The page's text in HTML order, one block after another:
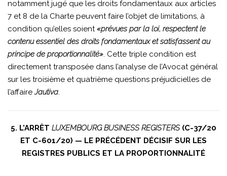
notamment jugé que les droits fondamentaux aux articles
7 et 8 de la Charte peuvent faire l’objet de limitations, à
condition qu’elles soient«prévues par la loi, respectent le
contenu essentiel des droits fondamentaux et satisfassent au
principe de proportionnalité». Cette triple condition est
directement transposée dans l’analyse de l’Avocat général
sur les troisième et quatrième questions préjudicielles de
l’affaireJautiva.
5. L’ARRÊT LUXEMBOURG BUSINESS REGISTERS (C-37/20
ET C-601/20) — LE PRÉCÉDENT DÉCISIF SUR LES
REGISTRES PUBLICS ET LA PROPORTIONNALITÉ